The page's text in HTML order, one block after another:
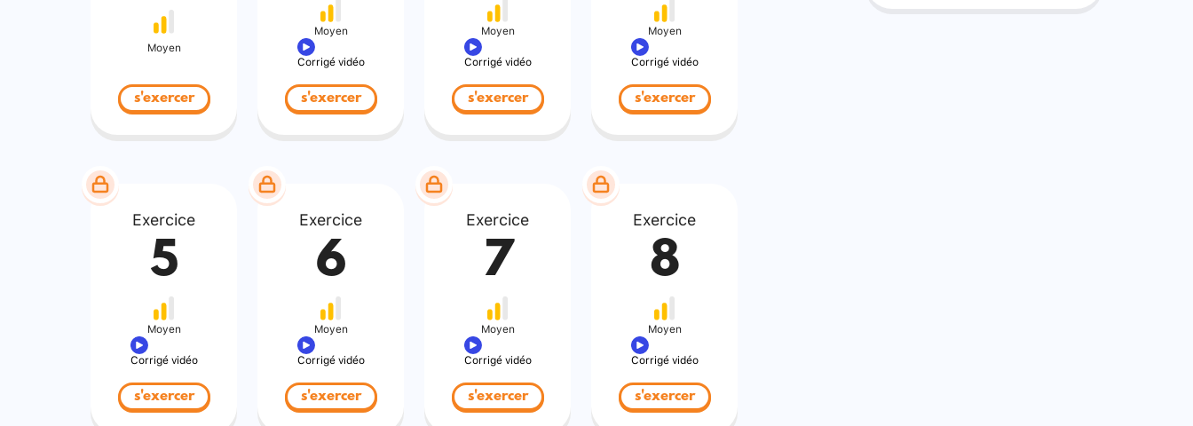
Moyen
s'exercer
Moyen
Corrigé vidéo
s'exercer
Moyen
Corrigé vidéo
s'exercer
Moyen
Corrigé vidéo
s'exercer
Exercice
5
Moyen
Corrigé vidéo
s'exercer
Exercice
6
Moyen
Corrigé vidéo
s'exercer
Exercice
7
Moyen
Corrigé vidéo
s'exercer
Exercice
8
Moyen
Corrigé vidéo
s'exercer